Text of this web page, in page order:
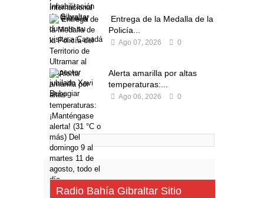
Entrega de la Medalla de la
Policía...
Ago 07, 2026 0
Alerta amarilla por altas
temperaturas:...
Ago 06, 2026 0
Radio Bahía Gibraltar Sitio